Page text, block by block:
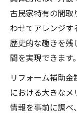
古民家特有の間取
わせてアレンジす
歴史的な趣きを残
間を実現できます。
リフォーム補助
における大きな
情報を事前に調べ